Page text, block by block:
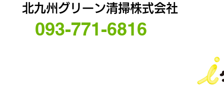
北九州グリーン清掃株式会社
093-771-6816